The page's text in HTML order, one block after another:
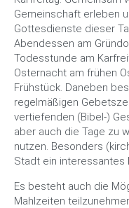
Unser Kloster
Downloads
Kontakt & Anfahrt
Gemeinschaft erleben
Gottesdienste dieser
Abendessen am
Todesstunde am
Osternacht am frühen
Frühstück. Daneben
regelmäßigen
vertiefenden (Bibel-)
aber auch die Tage zu
nutzen. Besonders
Stadt ein interessantes
Es besteht auch die
Mahlzeiten